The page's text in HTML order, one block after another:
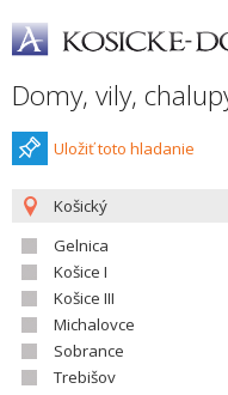
Domy, vily,
Uložiť toto hladanie
Košický
Gelnica
Košice I
Košice III
Michalovce
Sobrance
Trebišov